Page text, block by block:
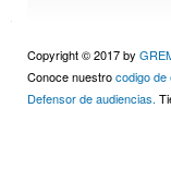
Copyright © 2017 by
Conoce nuestrocodigo de
Defensor de audiencias.